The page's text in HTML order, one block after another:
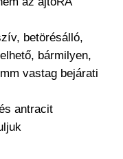
betörésálló,
bármilyen,
vastag bejárati
antracit